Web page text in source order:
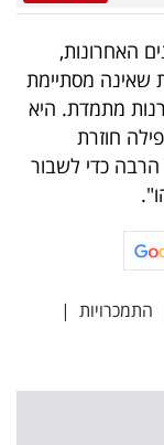
האחרונות,
שאינה מסתיימת
מתמדת. היא
חוזרת
כדי לשבור
התמכרויות |